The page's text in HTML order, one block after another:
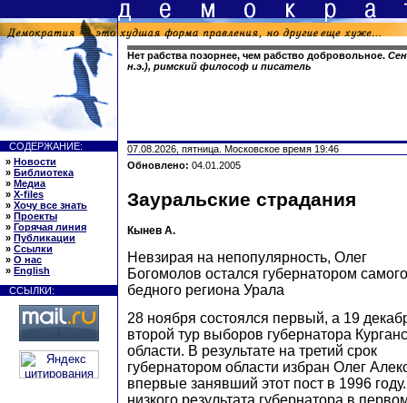
Нет рабства позорнее, чем рабство добровольное.
н.э.), римский философ и писатель
СОДЕРЖАНИЕ:
» Новости
» Библиотека
» Медиа
» X-files
» Хочу все знать
» Проекты
» Горячая линия
» Публикации
» Ссылки
» О нас
» English
ССЫЛКИ:
07.08.2026, пятница. Московское время 19:46
Обновлено: 04.01.2005
Зауральские страдания
Кынев A.
Невзирая на непопулярность, Олег
Богомолов остался губернатором самого
бедного региона Урала
28 ноября состоялся первый, а 19
второй тур выборов губернатора
области. В результате на третий срок
губернатором области избран Олег
впервые занявший этот пост в 1996
низкого результата губернатора в